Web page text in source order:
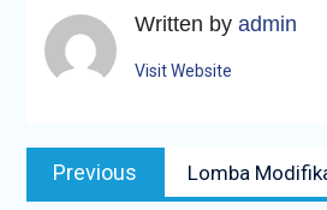
Written by admin
Visit Website
Navigasi
posPrevious
post:
Lomba